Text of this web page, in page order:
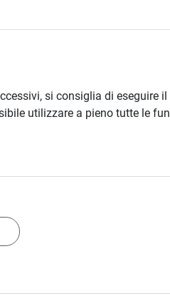
si consiglia di
utilizzare a pieno tutte le